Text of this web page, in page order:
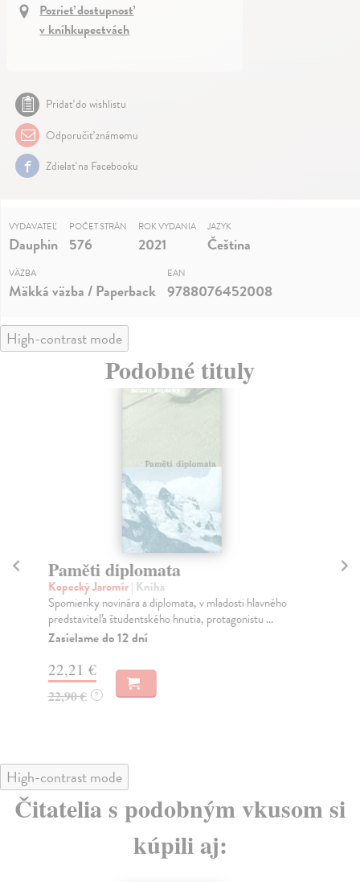
Pozrieť dostupnosť
v kníhkupectvách
Pridať do wishlistu
Odporučiť známemu
Zdielať na Facebooku
VYDAVATEĽ
Dauphin
POČET STRÁN
576
ROK VYDANIA
2021
JAZYK
Čeština
VÄZBA
Mäkká väzba / Paperback
EAN
9788076452008
High-contrast mode
Podobné tituly
Paměti diplomata
Kopecký Jaromír| Kniha
Spomienky novinára a diplomata, v mladosti hlavného
predstaviteľa študentského hnutia, protagonistu ...
Zasielame do 12 dní
22,21 €
22,90 € ?
High-contrast mode
Čitatelia s podobným vkusom si
kúpili aj: